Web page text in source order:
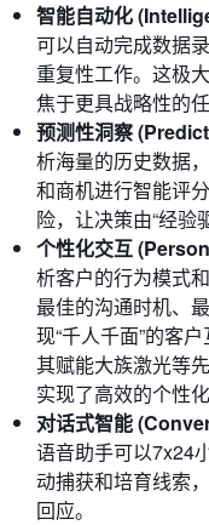
智能自动化
可以自动完成数据
重复性工作。这极
焦于更具战略性的任
预测性洞察
析海量的历史数据
和商机进行智能评
险，让决策由“经验
个性化交互
析客户的行为模式
最佳的沟通时机、
现“千人千面”的客
其赋能大族激光等
实现了高效的个性化
对话式智能
语音助手可以7x24
动捕获和培育线索
回应。